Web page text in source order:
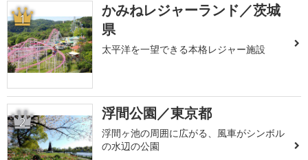
1
かみねレジャーランド／茨城
県
太平洋を一望できる本格レジャー施設
2 浮間公園／東京都
浮間ヶ池の周囲に広がる、風車がシンボル
の水辺の公園